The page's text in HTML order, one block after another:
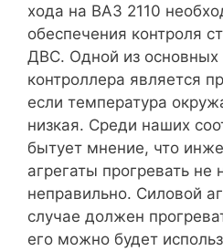
хода на ВАЗ 2110
обеспечения контроля
ДВС. Одной из основных
контроллера является
если температура
низкая. Среди наших
бытует мнение, что
агрегаты прогревать не
неправильно. Силовой
случае должен
его можно будет